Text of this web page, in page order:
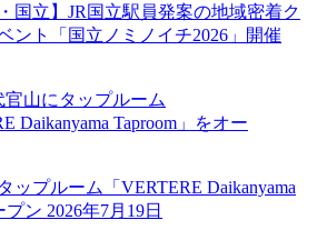
・国立】JR国立駅員発案の地域密着ク
ント「国立ノミノイチ2026」開催
ップルーム「VERTERE Daikanyama
プン 2026年7月19日